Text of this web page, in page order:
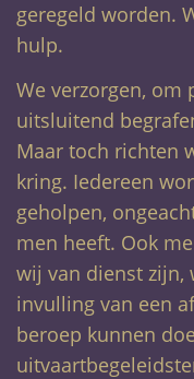
geregeld worden.
hulp.
We verzorgen, om
uitsluitend
Maar toch richten
kring. Iedereen
geholpen,
men heeft. Ook
wij van dienst zijn,
invulling van een
beroep kunnen